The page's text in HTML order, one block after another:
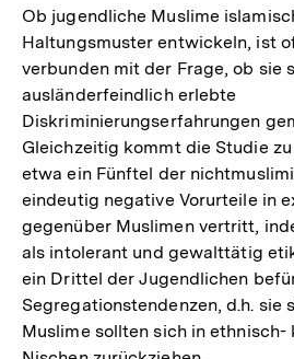
Ob jugendliche Muslime
Haltungsmuster entwickeln, ist
verbunden mit der Frage, ob sie
ausländerfeindlich erlebte
Diskriminierungserfahrungen
Gleichzeitig kommt die Studie
etwa ein Fünftel der
eindeutig negative Vorurteile in
gegenüber Muslimen vertritt,
als intolerant und gewalttätig
ein Drittel der Jugendlichen
Segregationstendenzen, d.h. sie
Muslime sollten sich in